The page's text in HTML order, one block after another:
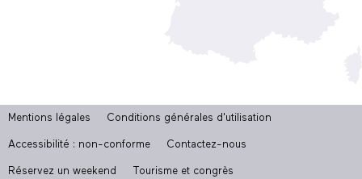
Mentions légales Conditions générales d'utilisation
Accessibilité : non-conforme Contactez-nous
Réservez un weekend Tourisme et congrès